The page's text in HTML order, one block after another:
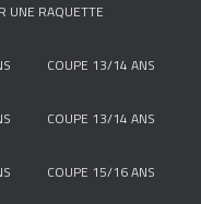
UNE RAQUETTE
COUPE 13/14 ANS
COUPE 13/14 ANS
COUPE 15/16 ANS